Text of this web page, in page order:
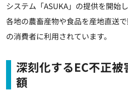
システム「ASUKA」の提供を開始
各地の農畜産物や食品を産地直送
の消費者に利用されています。
深刻化するEC不正
額